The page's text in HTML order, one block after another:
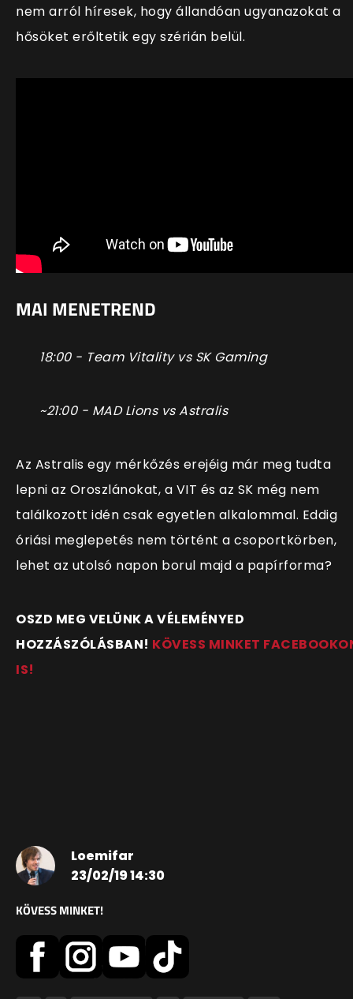
nem arról híresek, hogy állandóan ugyanazokat a
hősöket erőltetik egy szérián belül.
MAI MENETREND
18:00 - Team Vitality vs SK Gaming
~21:00 - MAD Lions vs Astralis
Az Astralis egy mérkőzés erejéig már meg tudta
lepni az Oroszlánokat, a VIT és az SK még nem
találkozott idén csak egyetlen alkalommal. Eddig
óriási meglepetés nem történt a csoportkörben,
lehet az utolsó napon borul majd a papírforma?
OSZD MEG VELÜNK A VÉLEMÉNYED
HOZZÁSZÓLÁSBAN! KÖVESS MINKET
IS!
Loemifar
23/02/19 14:30
KÖVESS MINKET!